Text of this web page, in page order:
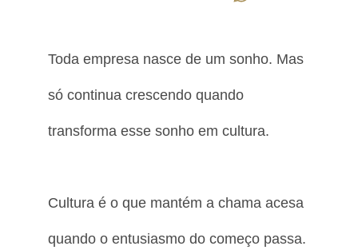
Toda empresa nasce de um sonho. Mas
só continua crescendo quando
transforma esse sonho em cultura.
Cultura é o que mantém a chama acesa
quando o entusiasmo do começo passa.